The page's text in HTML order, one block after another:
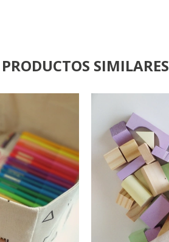
PRODUCTOS SIMILARES